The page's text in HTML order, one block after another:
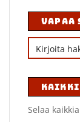
VAPAA
KAIKKI
Selaa